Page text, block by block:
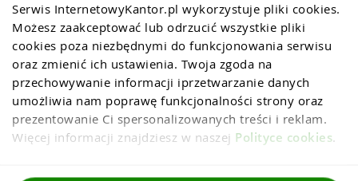
Serwis InternetowyKantor.pl wykorzystuje pliki cookies.
Możesz zaakceptować lub odrzucić wszystkie pliki
cookies poza niezbędnymi do funkcjonowania serwisu
oraz zmienić ich ustawienia. Twoja zgoda na
przechowywanie informacji iprzetwarzanie danych
umożliwia nam poprawę funkcjonalności strony oraz
prezentowanie Ci spersonalizowanych treści i reklam.
Więcej informacji znajdziesz w naszej Polityce cookies.
Regulaminy